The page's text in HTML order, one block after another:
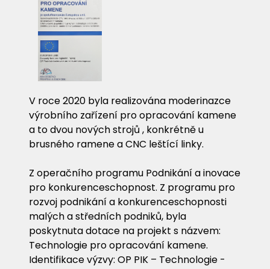
V roce 2020 byla realizována moderinazce
výrobního zařízení pro opracování kamene
a to dvou nových strojů , konkrétně u
brusného ramene a CNC leštící linky.
Z operačního programu Podnikání a inovace
pro konkurenceschopnost. Z programu pro
rozvoj podnikání a konkurenceschopnosti
malých a středních podniků, byla
poskytnuta dotace na projekt s názvem:
Technologie pro opracování kamene.
Identifikace výzvy: OP PIK – Technologie -